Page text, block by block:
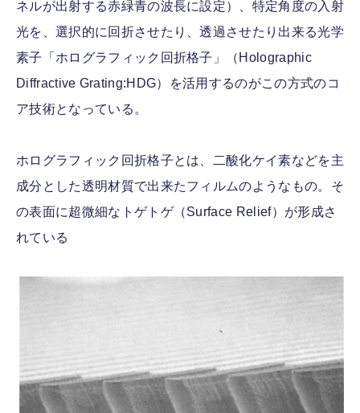
ネルが出射する赤緑青の波長に設定）、特定角度の入射
光を、選択的に回折させたり、透過させたり出来る光学
素子「ホログラフィック回折格子」（Holographic
Diffractive Grating:HDG）を活用するのがこの方式のコ
ア技術となっている。
ホログラフィック回折格子とは、二酸化ケイ素などを主
成分とした透明材質で出来たフィルムのようなもの。そ
の表面に超微細なトゲトゲ（Surface Relief）が形成さ
れている